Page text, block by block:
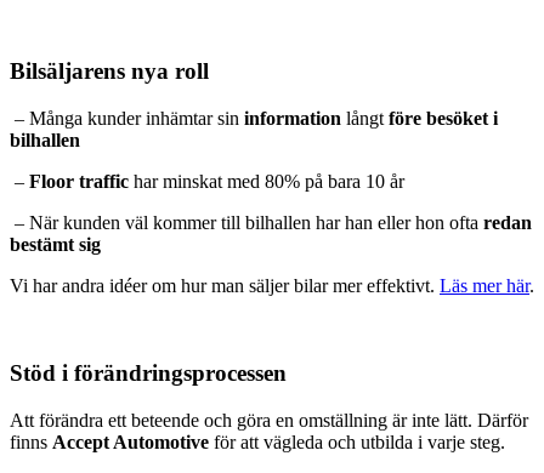
Bilsäljarens nya roll
– Många kunder inhämtar sin information långt före besöket i
bilhallen
– Floor traffic har minskat med 80% på bara 10 år
– När kunden väl kommer till bilhallen har han eller hon ofta redan
bestämt sig
Vi har andra idéer om hur man säljer bilar mer effektivt. Läs mer här.
Stöd i förändringsprocessen
Att förändra ett beteende och göra en omställning är inte lätt. Därför
finns Accept Automotive för att vägleda och utbilda i varje steg.